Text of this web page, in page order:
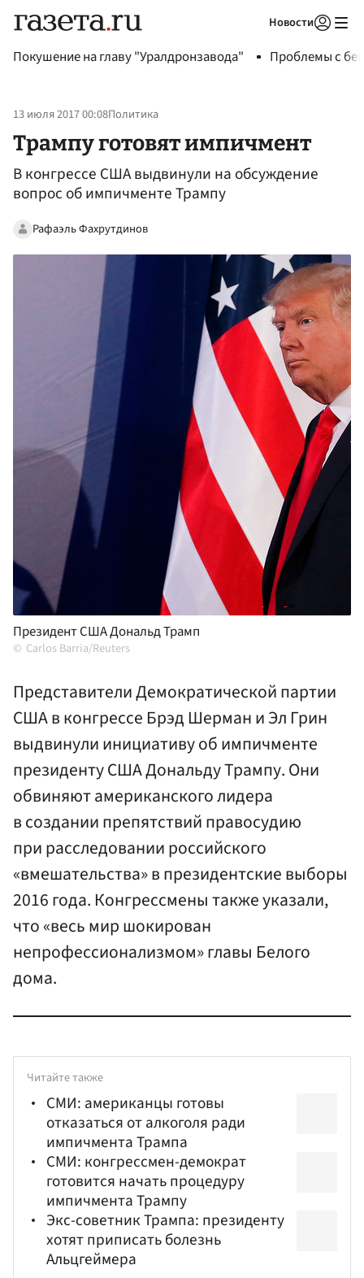
Новости
Покушение на главу "Уралдронзавода" Проблемы с
13 июля 2017 00:08Политика
Трампу готовят импичмент
В конгрессе США выдвинули на обсуждение
вопрос об импичменте Трампу
Рафаэль Фахрутдинов
Президент США Дональд Трамп
Carlos Barria/Reuters
Представители Демократической партии
США в конгрессе Брэд Шерман и Эл Грин
выдвинули инициативу об импичменте
президенту США Дональду Трампу. Они
обвиняют американского лидера
в создании препятствий правосудию
при расследовании российского
«вмешательства» в президентские выборы
2016 года. Конгрессмены также указали,
что «весь мир шокирован
непрофессионализмом» главы Белого
дома.
Читайте также
СМИ: американцы готовы
отказаться от алкоголя ради
импичмента Трампа
СМИ: конгрессмен-демократ
готовится начать процедуру
импичмента Трампу
Экс-советник Трампа: президенту
хотят приписать болезнь
Альцгеймера